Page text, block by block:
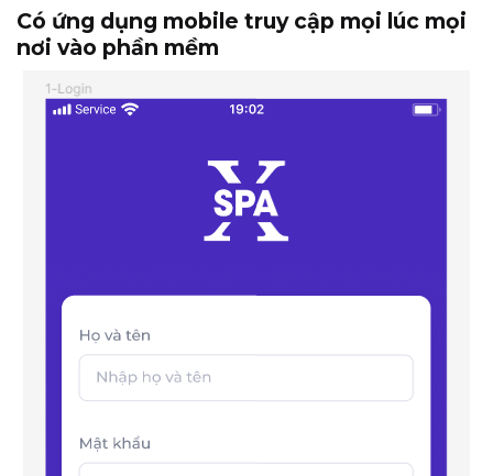
Có ứng dụng mobile truy cập mọi lúc mọi
nơi vào phần mềm